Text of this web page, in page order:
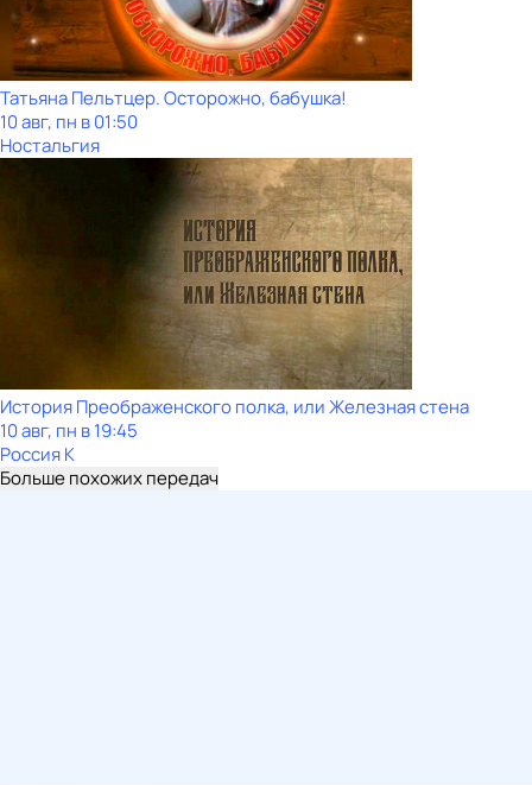
Татьяна Пельтцер. Осторожно, бабушка!
10 авг, пн в 01:50
Ностальгия
История Преображенского полка, или Железная стена
10 авг, пн в 19:45
Россия К
Больше похожих передач